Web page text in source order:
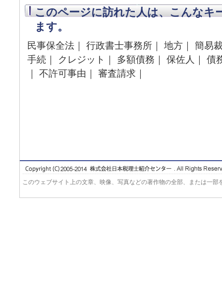
このページに訪れた人は、こんなキ
ます。
民事保全法｜ 行政書士事務所｜ 地方｜ 簡易
手続｜ クレジット｜ 多額債務｜ 保佐人｜ 債
｜ 不許可事由｜ 審査請求｜
このウェブサイト上の文章、映像、写真などの著作物の全部、または一